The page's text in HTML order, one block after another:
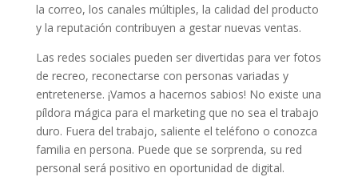
la correo, los canales múltiples, la calidad del producto
y la reputación contribuyen a gestar nuevas ventas.
Las redes sociales pueden ser divertidas para ver fotos
de recreo, reconectarse con personas variadas y
entretenerse. ¡Vamos a hacernos sabios! No existe una
píldora mágica para el marketing que no sea el trabajo
duro. Fuera del trabajo, saliente el teléfono o conozca
familia en persona. Puede que se sorprenda, su red
personal será positivo en oportunidad de digital.